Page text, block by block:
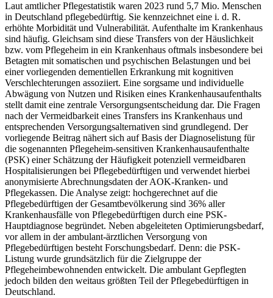
Laut amtlicher Pflegestatistik waren 2023 rund 5,7 Mio. Menschen
in Deutschland pflegebedürftig. Sie kennzeichnet eine i. d. R.
erhöhte Morbidität und Vulnerabilität. Aufenthalte im Krankenhaus
sind häufig. Gleichsam sind diese Transfers von der Häuslichkeit
bzw. vom Pflegeheim in ein Krankenhaus oftmals insbesondere bei
Betagten mit somatischen und psychischen Belastungen und bei
einer vorliegenden dementiellen Erkrankung mit kognitiven
Verschlechterungen assoziiert. Eine sorgsame und individuelle
Abwägung von Nutzen und Risiken eines Krankenhausaufenthalts
stellt damit eine zentrale Versorgungsentscheidung dar. Die Fragen
nach der Vermeidbarkeit eines Transfers ins Krankenhaus und
entsprechenden Versorgungsalternativen sind grundlegend. Der
vorliegende Beitrag nähert sich auf Basis der Diagnoselistung für
die sogenannten Pflegeheim-sensitiven Krankenhausaufenthalte
(PSK) einer Schätzung der Häufigkeit potenziell vermeidbaren
Hospitalisierungen bei Pflegebedürftigen und verwendet hierbei
anonymisierte Abrechnungsdaten der AOK-Kranken- und
Pflegekassen. Die Analyse zeigt: hochgerechnet auf die
Pflegebedürftigen der Gesamtbevölkerung sind 36% aller
Krankenhausfälle von Pflegebedürftigen durch eine PSK-
Hauptdiagnose begründet. Neben abgeleiteten Optimierungsbedarf,
vor allem in der ambulant-ärztlichen Versorgung von
Pflegebedürftigen besteht Forschungsbedarf. Denn: die PSK-
Listung wurde grundsätzlich für die Zielgruppe der
Pflegeheimbewohnenden entwickelt. Die ambulant Gepflegten
jedoch bilden den weitaus größten Teil der Pflegebedürftigen in
Deutschland.